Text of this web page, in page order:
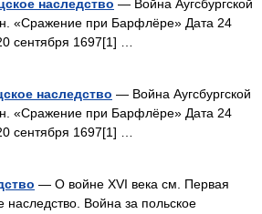
наследство — Война Аугсбургской
«Сражение при Барфлёре» Дата 24
сентября 1697[1] …
наследство — Война Аугсбургской
«Сражение при Барфлёре» Дата 24
сентября 1697[1] …
— О войне XVI века см. Первая
наследство. Война за польское